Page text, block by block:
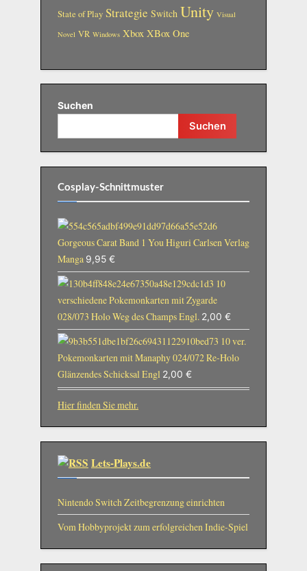
State of Play Strategie Switch Unity Visual
Novel VR Windows Xbox XBox One
Suchen
Suchen
Cosplay-Schnittmuster
Gorgeous Carat Band 1 You Higuri Carlsen Verlag
Manga 9,95 €
10
verschiedene Pokemonkarten mit Zygarde
028/073 Holo Weg des Champs Engl. 2,00 €
10 ver.
Pokemonkarten mit Manaphy 024/072 Re-Holo
Glänzendes Schicksal Engl 2,00 €
Hier finden Sie mehr.
Lets-Plays.de
Nintendo Switch Zeitbegrenzung einrichten
Vom Hobbyprojekt zum erfolgreichen Indie-Spiel